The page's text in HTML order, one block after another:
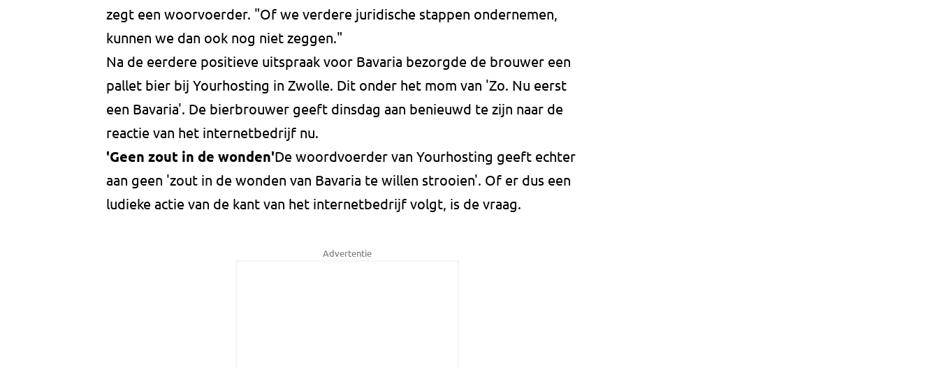
zegt een woorvoerder. "Of we verdere juridische stappen ondernemen,
kunnen we dan ook nog niet zeggen."
Na de eerdere positieve uitspraak voor Bavaria bezorgde de brouwer een
pallet bier bij Yourhosting in Zwolle. Dit onder het mom van 'Zo. Nu eerst
een Bavaria'. De bierbrouwer geeft dinsdag aan benieuwd te zijn naar de
reactie van het internetbedrijf nu.
'Geen zout in de wonden'De woordvoerder van Yourhosting geeft echter
aan geen 'zout in de wonden van Bavaria te willen strooien'. Of er dus een
ludieke actie van de kant van het internetbedrijf volgt, is de vraag.
Advertentie